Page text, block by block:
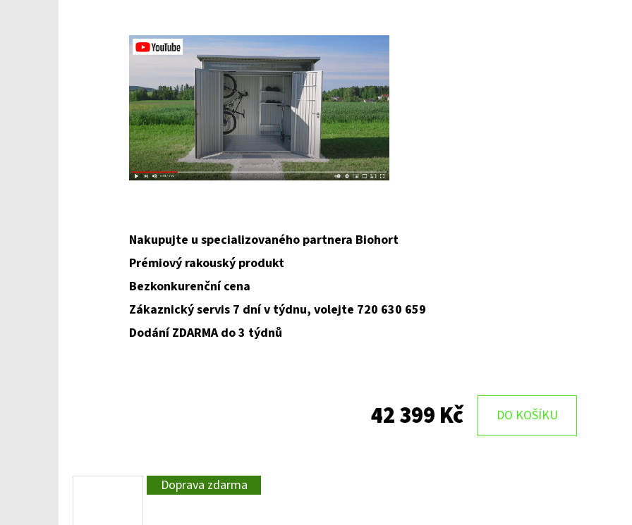
Nakupujte u specializovaného partnera Biohort
Prémiový rakouský produkt
Bezkonkurenční cena
Zákaznický servis 7 dní v týdnu, volejte 720 630 659
Dodání ZDARMA do 3 týdnů
42 399 Kč DO KOŠÍKU
Doprava zdarma